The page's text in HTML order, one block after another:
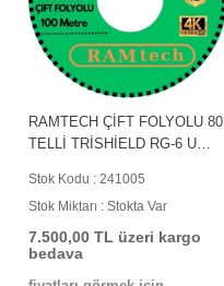
RAMTECH ÇİFT FOLYOLU 80
TELLİ TRİSHİELD RG-6 U
METRE 241005
Stok Kodu : 241005
Stok Miktarı : Stokta Var
7.500,00 TL üzeri kargo
bedava